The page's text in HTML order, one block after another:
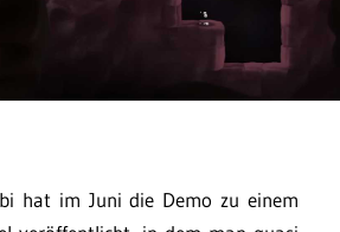
hat im Juni die Demo zu einem